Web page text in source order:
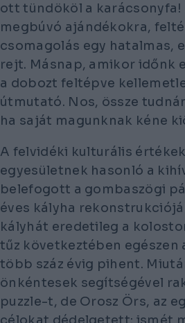
ott tündököl a
megbúvó ajándékokra,
csomagolás egy hatalmas,
rejt. Másnap, amikor időnk
a dobozt feltépve
útmutató. Nos, össze
ha saját magunknak kéne
A felvidéki kulturális
egyesületnek hasonló a
belefogott a gombaszögi
éves kályha
kályhát eredetileg a
tűz következtében egészen
több száz évig pihent.
önkéntesek segítségével
puzzle-t, de Orosz Örs, az